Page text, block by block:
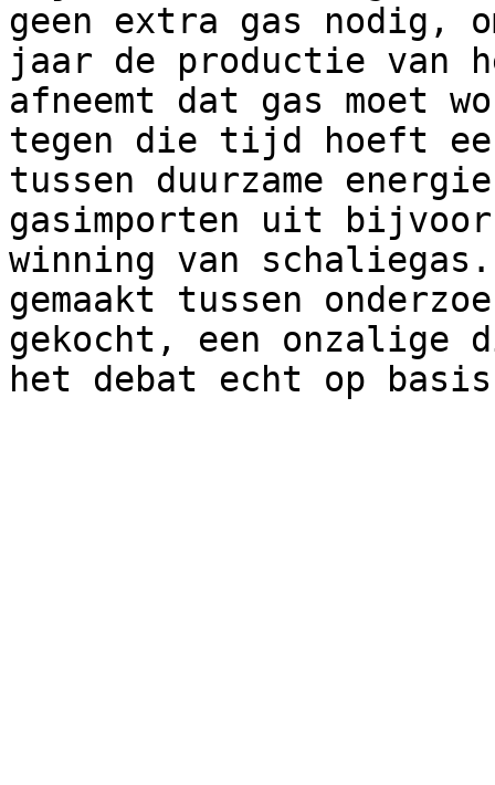
geen extra gas nodig,
jaar de productie van
afneemt dat gas moet
tegen die tijd hoeft een
tussen duurzame
gasimporten uit
winning van
gemaakt tussen
gekocht, een onzalige